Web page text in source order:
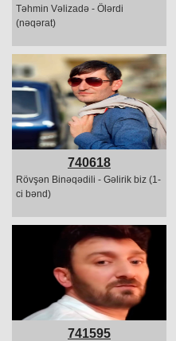
Təhmin Vəlizadə - Ölərdi
(nəqərat)
740618
Rövşən Binəqədili - Gəlirik biz (1-
ci bənd)
741595